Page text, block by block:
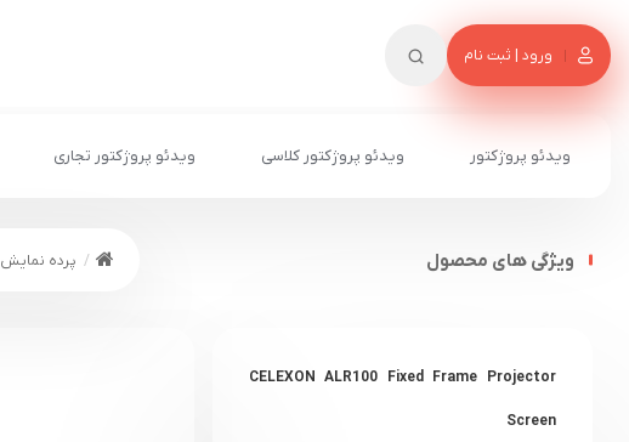
ورود | ثبت نام
ویدئو پروژکتور ویدئو پروژکتور کلاسی ویدئو پروژکتور تجاری
پرده نمایش ویژگی های محصول
CELEXON ALR100 Fixed Frame Projector
Screen